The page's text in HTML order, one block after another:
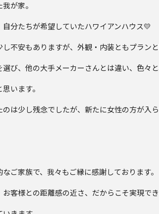
が家。
分たちが希望していたハワイアンハウス💛
不安もありますが、外観・内装ともプラン
び、他の大手メーカーさんとは違い、色々
います。
は少し残念でしたが、新たに女性の方が入
ご家族で、我々もご縁に感謝しております。
客様との距離感の近さ、だからこそ実現でき